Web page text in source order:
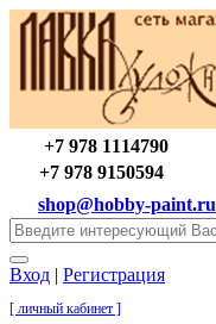
+7 978 1114790
+7 978 9150594
shop@hobby-paint.ru
Вход | Регистрация
[ личный кабинет ]